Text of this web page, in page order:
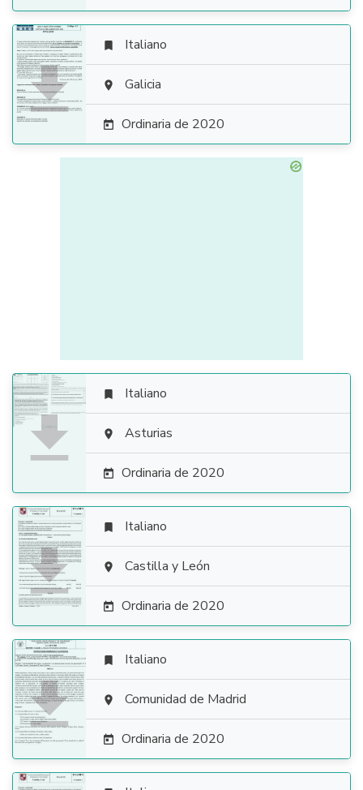

 Italiano
 Galicia
 Ordinaria de 2020

 Italiano
 Asturias
 Ordinaria de 2020

 Italiano
 Castilla y León
 Ordinaria de 2020

 Italiano
 Comunidad de Madrid
 Ordinaria de 2020